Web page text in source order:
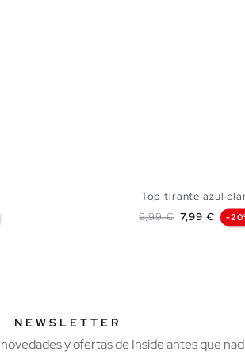
Top tirante azul
Precio base
9,99 € Precio
7,99 € -
NEWSLETTER
y ofertas de Inside antes que